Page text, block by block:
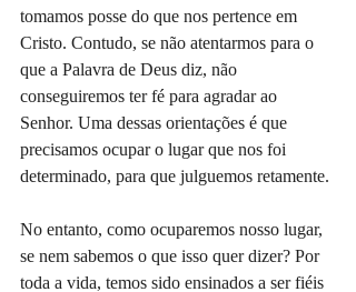
tomamos posse do que nos pertence em
Cristo. Contudo, se não atentarmos para o
que a Palavra de Deus diz, não
conseguiremos ter fé para agradar ao
Senhor. Uma dessas orientações é que
precisamos ocupar o lugar que nos foi
determinado, para que julguemos retamente.
No entanto, como ocuparemos nosso lugar,
se nem sabemos o que isso quer dizer? Por
toda a vida, temos sido ensinados a ser fiéis